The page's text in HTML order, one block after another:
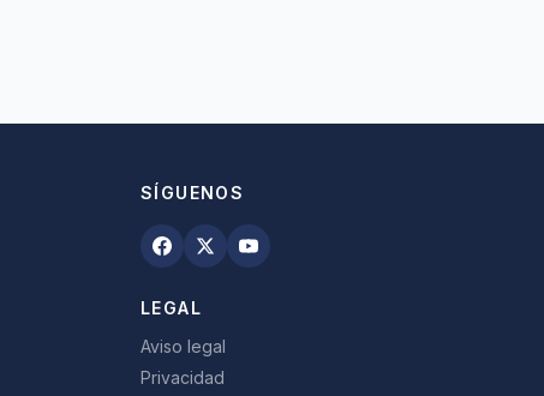
SÍGUENOS
LEGAL
Aviso legal
Privacidad